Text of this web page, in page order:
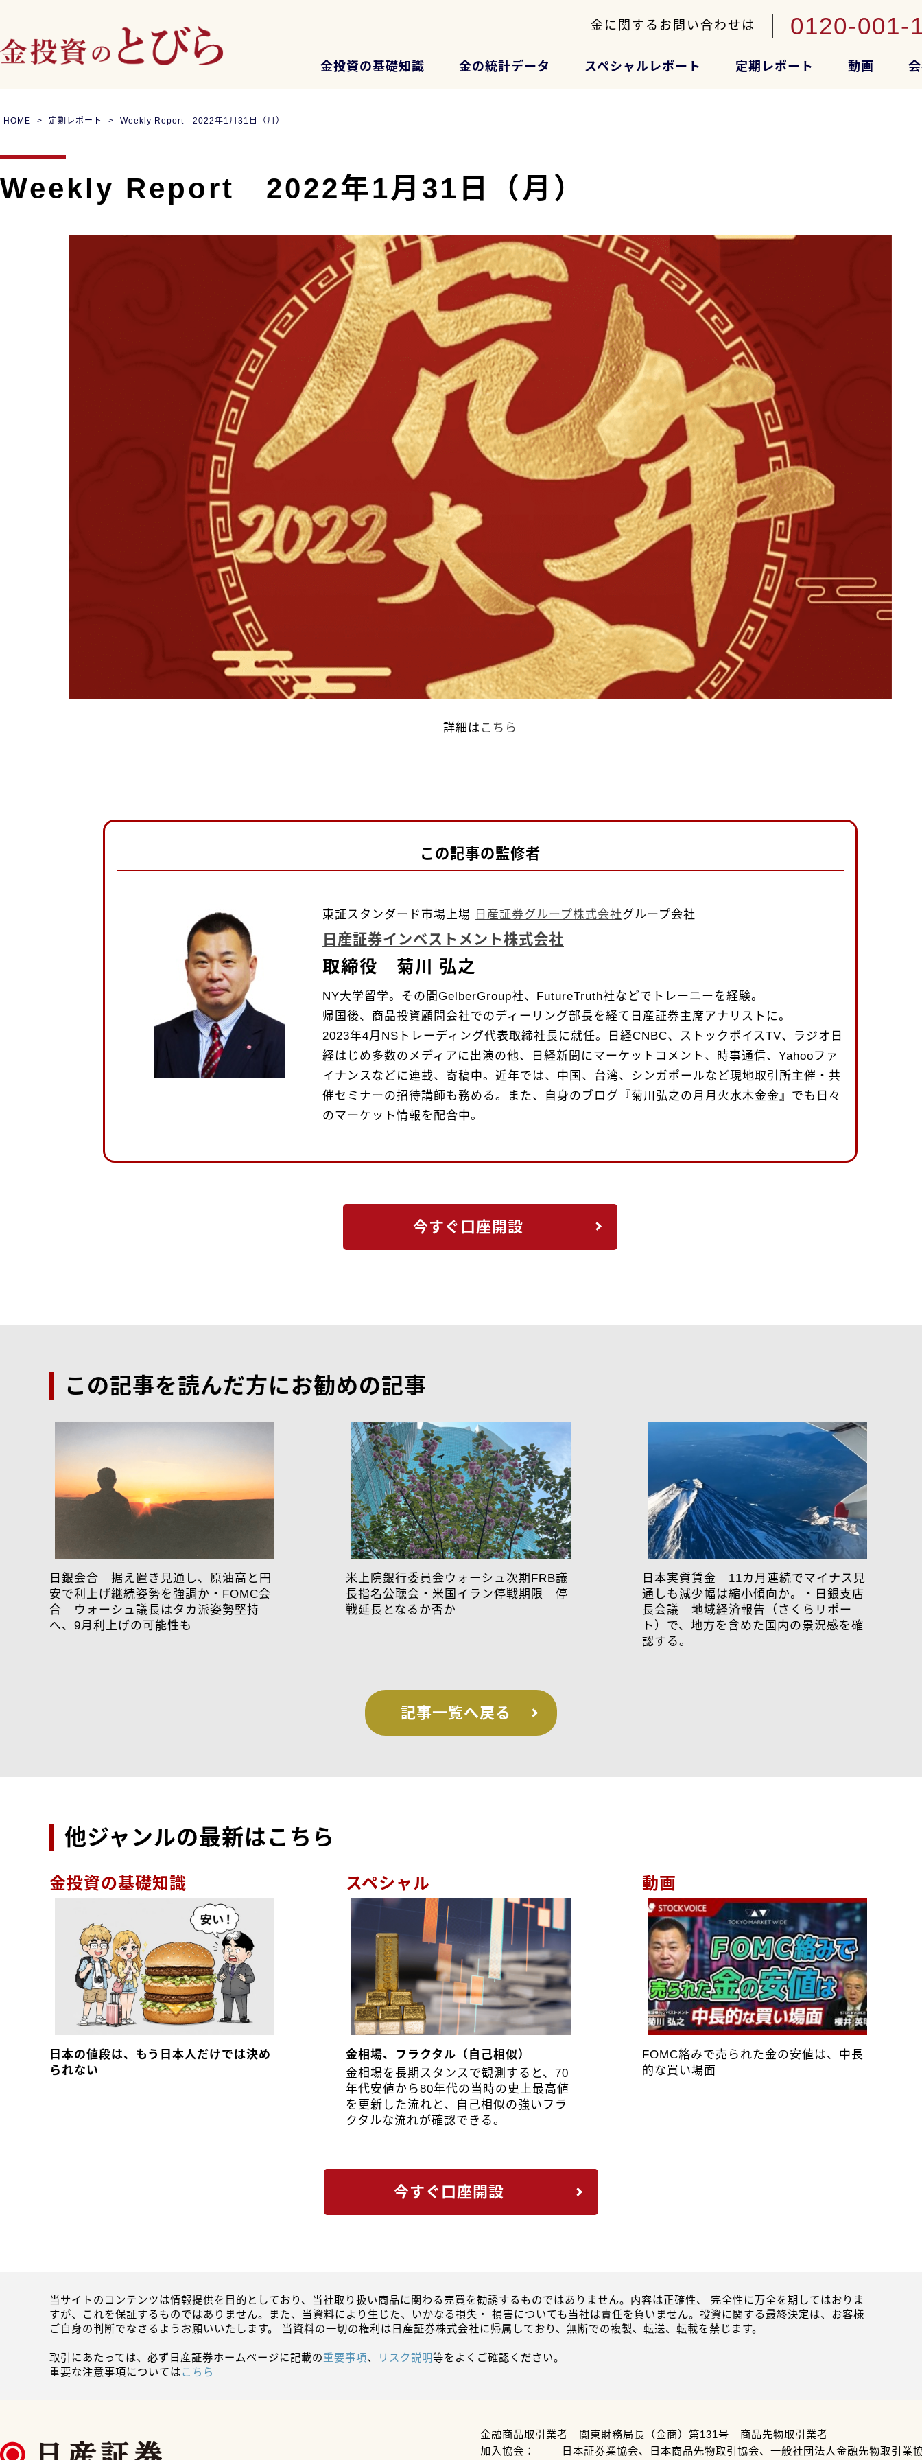
金に関するお問い合わせは 0120-001-
金投資の基礎知識 金の統計データ スペシャルレポート 定期レポート 動画
HOME 定期レポート Weekly Report 2022年1月31日（月）
Weekly Report 2022年1月31日（月）
詳細は こちら
この記事の監修者
東証スタンダード市場上場 日産証券グループ株式会社グループ会社
日産証券インベストメント株式会社
取締役 菊川 弘之
NY大学留学。その間GelberGroup社、FutureTruth社などでトレーニーを経験。
帰国後、商品投資顧問会社でのディーリング部長を経て日産証券主席アナリストに。
2023年4月NSトレーディング代表取締社長に就任。日経CNBC、ストックボイスTV、ラジオ日
経はじめ多数のメディアに出演の他、日経新聞にマーケットコメント、時事通信、Yahooファ
イナンスなどに連載、寄稿中。近年では、中国、台湾、シンガポールなど現地取引所主催・共
催セミナーの招待講師も務める。また、自身のブログ『菊川弘之の月月火水木金金』でも日々
のマーケット情報を配合中。
今すぐ口座開設
この記事を読んだ方にお勧めの記事
日銀会合 据え置き見通し、原油高と円
安で利上げ継続姿勢を強調か・FOMC会
合 ウォーシュ議長はタカ派姿勢堅持
へ、9月利上げの可能性も
米上院銀行委員会ウォーシュ次期FRB議
長指名公聴会・米国イラン停戦期限 停
戦延長となるか否か
日本実質賃金 11カ月連続でマイナス見
通しも減少幅は縮小傾向か。・日銀支店
長会議 地域経済報告（さくらリポー
ト）で、地方を含めた国内の景況感を確
認する。
記事一覧へ戻る
他ジャンルの最新はこちら
金投資の基礎知識
日本の値段は、もう日本人だけでは決め
られない
スペシャル
金相場、フラクタル（自己相似）
金相場を長期スタンスで観測すると、70
年代安値から80年代の当時の史上最高値
を更新した流れと、自己相似の強いフラ
クタルな流れが確認できる。
動画
FOMC絡みで売られた金の安値は、中長
的な買い場面
今すぐ口座開設
当サイトのコンテンツは情報提供を目的としており、当社取り扱い商品に関わる売買を勧誘するものではありません。内容は正確性、 完全性に万全を期してはおりま
すが、これを保証するものではありません。また、当資料により生じた、いかなる損失・ 損害についても当社は責任を負いません。投資に関する最終決定は、お客様
ご自身の判断でなさるようお願いいたします。 当資料の一切の権利は日産証券株式会社に帰属しており、無断での複製、転送、転載を禁じます。
取引にあたっては、必ず日産証券ホームページに記載の重要事項、 リスク説明等をよくご確認ください。
重要な注意事項についてはこちら
金融商品取引業者 関東財務局長（金商）第131号 商品先物取引業者
加入協会：
日本証券業協会、日本商品先物取引協会、一般社団法人金融先物取引業